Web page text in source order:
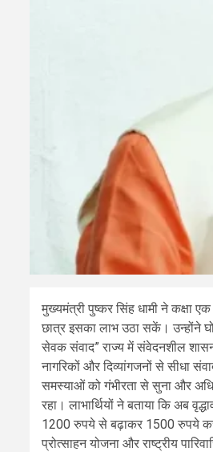
मुख्यमंत्री पुष्कर सिंह धामी ने कक्षा
छात्र इसका लाभ उठा सकें। उन्होंने
सेवक संवाद” राज्य में संवेदनशील
नागरिकों और दिव्यांगजनों से सीधा
समस्याओं को गंभीरता से सुना और
रहा। लाभार्थियों ने बताया कि अब
1200 रुपये से बढ़ाकर 1500 रुपये कर
प्रोत्साहन योजना और राष्ट्रीय